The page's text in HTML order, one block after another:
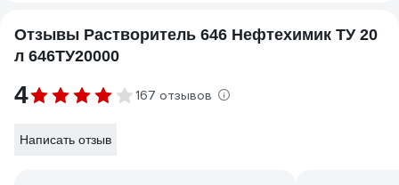
Отзывы Растворитель 646 Нефтехимик ТУ 20
л 646ТУ20000
4 167 отзывов
Написать отзыв